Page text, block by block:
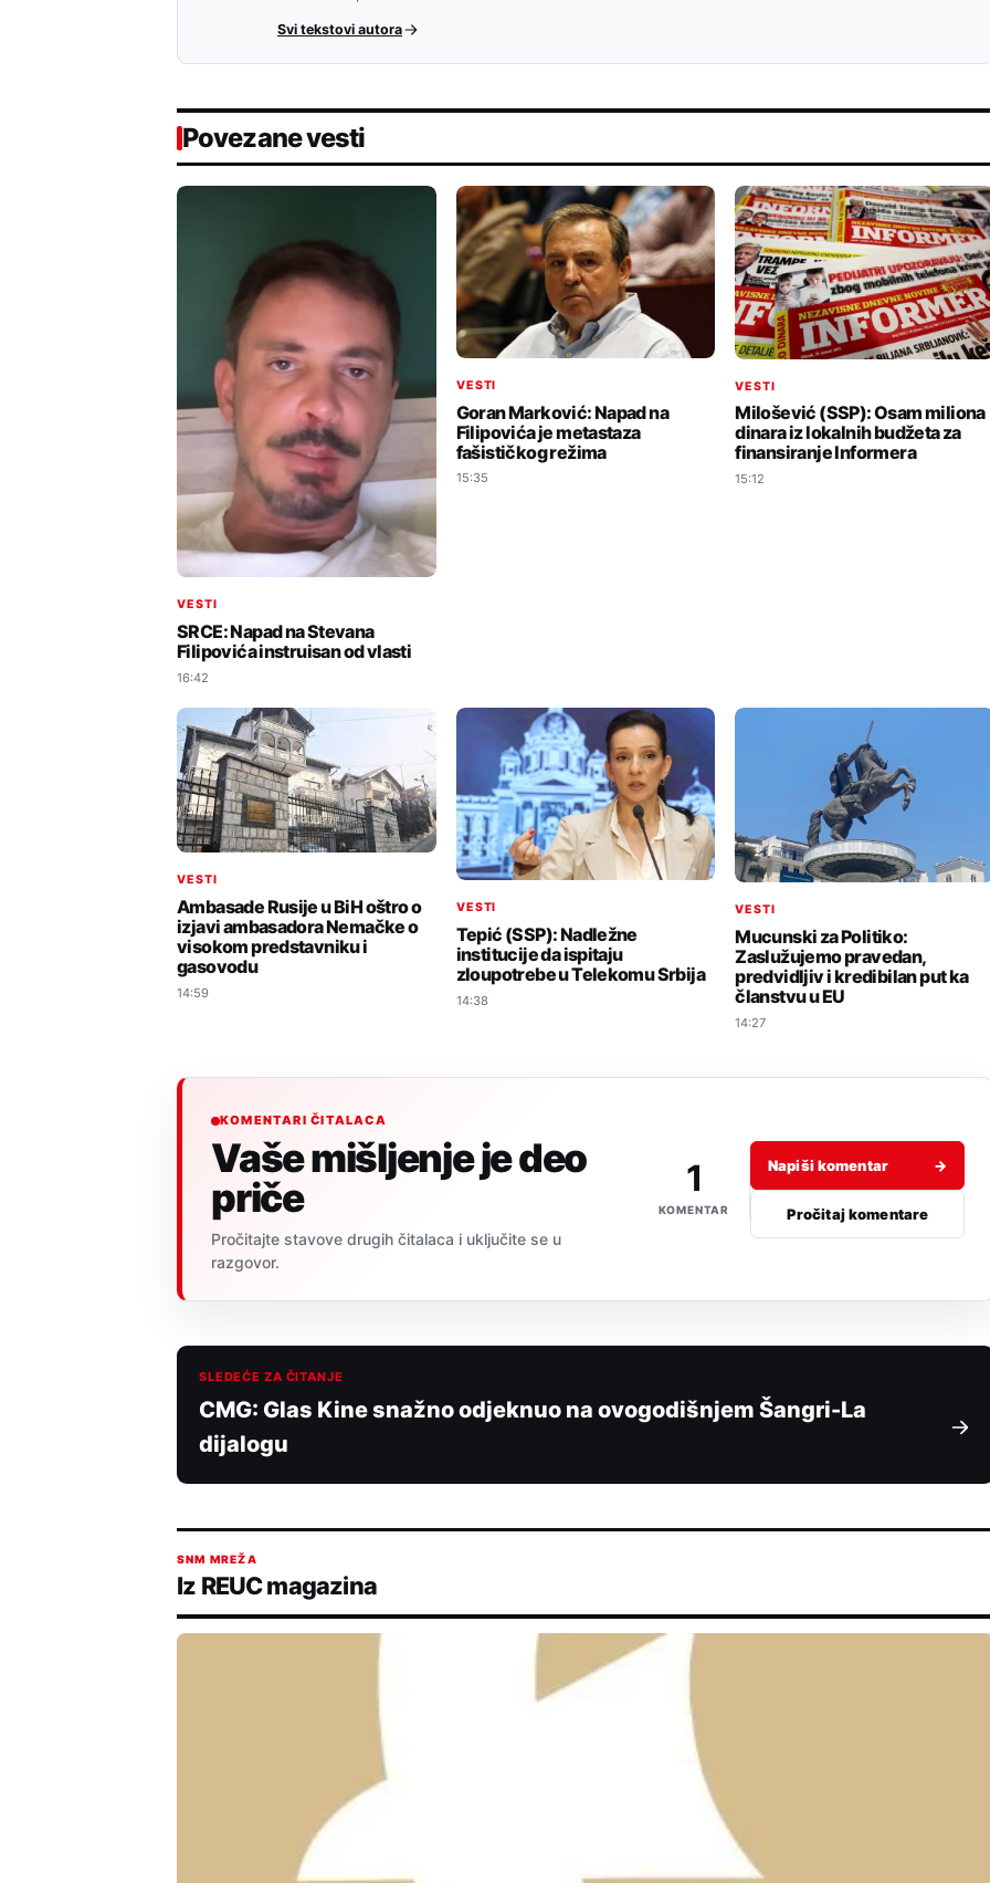
Svi tekstovi autora
Povezane vesti
VESTI
SRCE: Napad na Stevana
Filipovića instruisan od vlasti
16:42
VESTI
Goran Marković: Napad na
Filipovića je metastaza
fašističkog režima
15:35
VESTI
Milošević (SSP): Osam miliona
dinara iz lokalnih budžeta za
finansiranje Informera
15:12
VESTI
Ambasade Rusije u BiH oštro o
izjavi ambasadora Nemačke o
visokom predstavniku i
gasovodu
14:59
VESTI
Tepić (SSP): Nadležne
institucije da ispitaju
zloupotrebe u Telekomu Srbija
14:38
VESTI
Mucunski za Politiko:
Zaslužujemo pravedan,
predvidljiv i kredibilan put ka
članstvu u EU
14:27
KOMENTARI ČITALACA
Vaše mišljenje je deo
priče
Pročitajte stavove drugih čitalaca i uključite se u
razgovor.
1
KOMENTAR
Napiši komentar →
Pročitaj komentare
SLEDEĆE ZA ČITANJE
CMG: Glas Kine snažno odjeknuo na ovogodišnjem Šangri-La
dijalogu
SNM MREŽA
Iz REUC magazina